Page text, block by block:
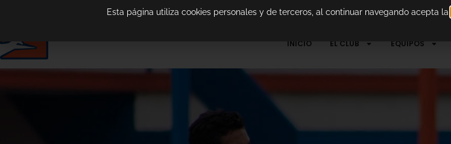
INICIO EL CLUB EQUIPOS
Esta página utiliza cookies personales y de terceros, al continuar navegando acepta la